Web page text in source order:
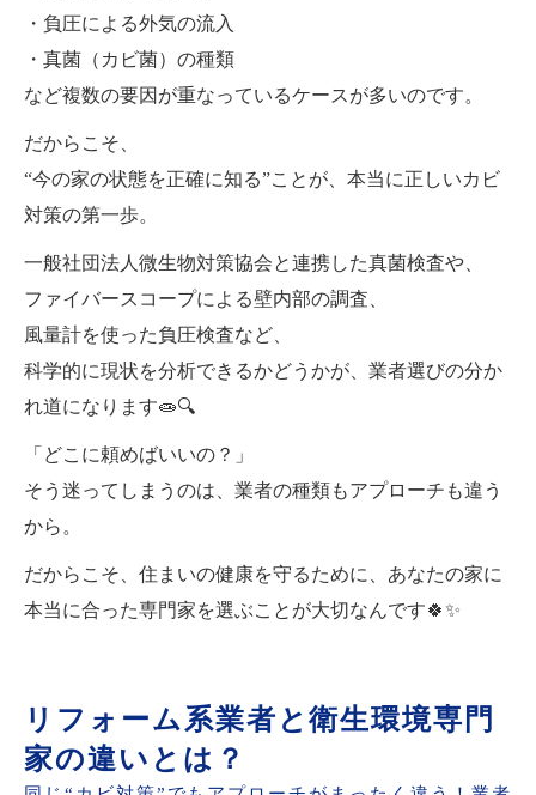
・負圧による外気の流入
・真菌（カビ菌）の種類
など複数の要因が重なっているケースが多いのです。
だからこそ、
“今の家の状態を正確に知る”ことが、本当に正しいカビ
対策の第一歩。
一般社団法人微生物対策協会と連携した真菌検査や、
ファイバースコープによる壁内部の調査、
風量計を使った負圧検査など、
科学的に現状を分析できるかどうかが、業者選びの分か
れ道になります🧫🔍
「どこに頼めばいいの？」
そう迷ってしまうのは、業者の種類もアプローチも違う
から。
だからこそ、住まいの健康を守るために、あなたの家に
本当に合った専門家を選ぶことが大切なんです🍀✨
リフォーム系業者と衛生環境専門
家の違いとは？